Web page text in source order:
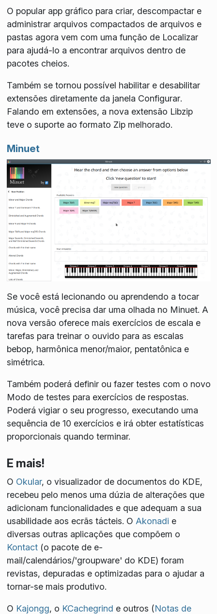
O popular app gráfico para criar, descompactar e
administrar arquivos compactados de arquivos e
pastas agora vem com uma função de Localizar
para ajudá-lo a encontrar arquivos dentro de
pacotes cheios.
Também se tornou possível habilitar e desabilitar
extensões diretamente da janela Configurar.
Falando em extensões, a nova extensão Libzip
teve o suporte ao formato Zip melhorado.
Minuet
Se você está lecionando ou aprendendo a tocar
música, você precisa dar uma olhada no Minuet. A
nova versão oferece mais exercícios de escala e
tarefas para treinar o ouvido para as escalas
bebop, harmônica menor/maior, pentatônica e
simétrica.
Também poderá definir ou fazer testes com o novo
Modo de testes para exercícios de respostas.
Poderá vigiar o seu progresso, executando uma
sequência de 10 exercícios e irá obter estatísticas
proporcionais quando terminar.
E mais!
O Okular, o visualizador de documentos do KDE,
recebeu pelo menos uma dúzia de alterações que
adicionam funcionalidades e que adequam a sua
usabilidade aos ecrãs tácteis. O Akonadi e
diversas outras aplicações que compõem o
Kontact(o pacote de e-
mail/calendários/'groupware' do KDE) foram
revistas, depuradas e optimizadas para o ajudar a
tornar-se mais produtivo.
O Kajongg, o KCachegrind e outros (Notas de